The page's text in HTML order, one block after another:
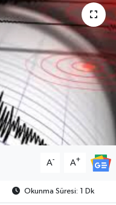
A- A+
Okunma Süresi: 1 Dk